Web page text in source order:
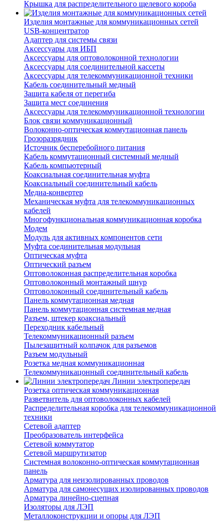
Крышка для распределительного щелевого короба
Изделия монтажные для коммуникационных сетей
USB-концентратор
Адаптер для системы связи
Аксессуары для ИБП
Аксессуары для оптоволоконной технологии
Аксессуары для соединительной кассеты
Аксессуары для телекоммуникационной техники
Кабель соединительный медный
Защита кабеля от перегиба
Защита мест соединения
Аксессуары для телекоммуникационной технологии
Блок связи коммуникационный
Волоконно-оптическая коммутационная панель
Грозоразрядник
Источник бесперебойного питания
Кабель коммутационный системный медный
Кабель компьютерный
Коаксиальная соединительная муфта
Коаксиальный соединительный кабель
Медиа-конвертер
Механическая муфта для телекоммуникационных
кабелей
Многофункциональная коммуникационная коробка
Модем
Модуль для активных компонентов сети
Муфта соединительная модульная
Оптическая муфта
Оптический разъем
Оптоволоконная распределительная коробка
Оптоволоконный монтажный шнур
Оптоволоконный соединительный кабель
Панель коммутационная медная
Панель коммутационная системная медная
Разъем, штекер коаксиальный
Переходник кабельный
Телекоммуникационный разъем
Пылезащитный колпачок для разъемов
Разъем модульный
Розетка медная коммуникационная
Телекоммуникацонный соединительный кабель
Линии электропередач
Розетка оптическая коммуникационная
Разветвитель для оптоволоконных кабелей
Распределительная коробка для телекоммуникационной
техники
Сетевой адаптер
Преобразователь интерфейса
Сетевой коммутатор
Сетевой маршрутизатор
Системная волоконно-оптическая коммутационная
панель
Арматура для неизолированных проводов
Арматура для самонесущих изолированных проводов
Арматура линейно-сцепная
Изоляторы для ЛЭП
Металлоконструкции и опоры для ЛЭП